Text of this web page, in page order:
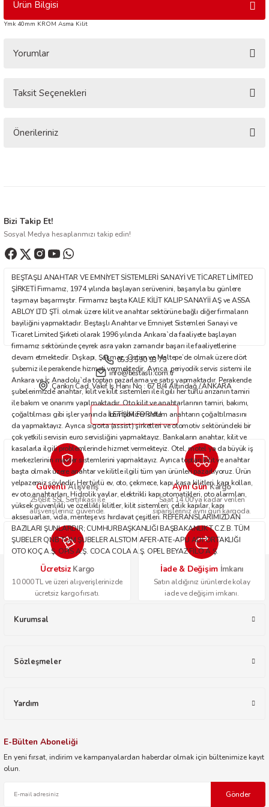
Ürün Bilgisi
Ymk 40mm KROM Asma Kilit
Yorumlar
Bu ürüne ilk yorumu siz yapın!
Taksit Seçenekleri
Önerileriniz
Ürün resmi kalitesiz, bozuk veya görüntülenemiyor.
Ürün açıklamasında eksik bilgiler bulunuyor.
Ürün bilgilerinde hatalar bulunuyor.
Bu ürüne benzer farklı alternatifler olmalı.
Gönder
Bizi Takip Et!
Sosyal Medya hesaplarımızı takip edin!
BEŞTAŞLI ANAHTAR VE EMNİYET SİSTEMLERİ SANAYİ VE TİCARET LİMİTED
ŞİRKETİ Firmamız, 1974 yılında başlayan serüvenini, başarıyla bu günlere
taşımayı başarmıştır. Firmamız başta KALE KİLİT KALIP SANAYİİ AŞ ve ASSA
ABLOY LTD ŞTİ. olmak üzere kilit ve anahtar sektörüne bağlı diğer firmaların
bayiliğini yapmaktadır. Beştaşlı Anahtar ve Emniyet Sistemleri Sanayi ve
Ticaret Limited Şirketi olarak 1996 yılında Ankara`da faaliyete başlayan
firmamız sektöründe çeyrek asra yakın zamandır başarı ile faaliyetlerine
devam etmektedir. Dışkapı, Şaşmaz, Ostim ve Maltepe’de olmak üzere dört
şubemiz ile perakende hizmeti vermektedir. Ayrıca, periyodik servis sistemi ile
Ankara ve İç Anadolu`da toptan pazarlama ve satış yapmaktadır. Perakende
şubelerimizde anahtar, kilit ve kilit sistemleri ile ilgili her türlü arızanın tamiri
ile bakım ve onarımı yapılmaktadır. Oto kilit ve anahtarlarının tamiri, bakımı,
çoğaltılması gibi işler yanında immobilizer sistem anahtarın çoğaltılmasını
da yapmaktayız. Ayrıca sigorta (assist) şirketleri ve otomotiv sektöründeki bir
çok yetkili servisin euro servisliğini yapmaktayız. Bankaların anahtar, kilit ve
kasalarla ilgili problemlerinde hizmet vermekteyiz. Otel, motel ya da büyük iş
merkezlerinin master sistemlerini yapmaktayız. Ayrıca toptan kilit ve anahtar
başta olmak üzere anahtar ve kilitle ilgili tüm yan ürünleri pazarlıyoruz. Ürün
yelpazemiz şöyledir: Her türlü ev, oto, çekmece, kapı, kasa kilitleri, kapı kolları,
ev oto anahtarları. Hidrolik yaylar, elektrikli kapı otomatikleri, oto alarmları,
yüksek güvenlikli ve özellikli kilitler, kilit sistemleri; çelik kapılar, kapı
aksesuarları, vida, menteşe vs hırdavat çeşitleri. REFERANSLARIMIZDAN
BAZILARI ŞUNLARDIR; CUMHURBAŞKANLIĞI BAŞBAKANLIK T.C.Z.B. TÜM
ŞUBELER QNB TÜM ŞUBELER ALSTOM AFER-ATE-APU ADİ ORTAKLIĞI
OTO KOÇ A.Ş. OPİS A.Ş. COCA COLA A.Ş. OPEL BEYAZ FİLO A.Ş.
0533 590 93 75
info@bestasli.com.tr
Çankırı Cad. Vakıf İş Hanı No : 67 B/4 Altındağ / ANKARA
İLETİŞİM FORMU
GüvenliAlışveriş
256Bit SSL Sertifikası ile
alışverişleriniz güvende.
Aynı GünKargo
Saat 14.00'ya kadar verilen
siparişleriniz aynı gün kargoda.
Ücretsiz Kargo
10.000 TL ve üzeri alışverişlerinizde
ücretsiz kargo fırsatı.
İade & Değişim İmkanı
Satın aldığınız ürünlerde kolay
iade ve değişim imkanı.
Kurumsal
Sözleşmeler
Yardım
E-Bülten Aboneliği
En yeni fırsat, indirim ve kampanyalardan haberdar olmak için bültenimize kayıt
olun.
Gönder